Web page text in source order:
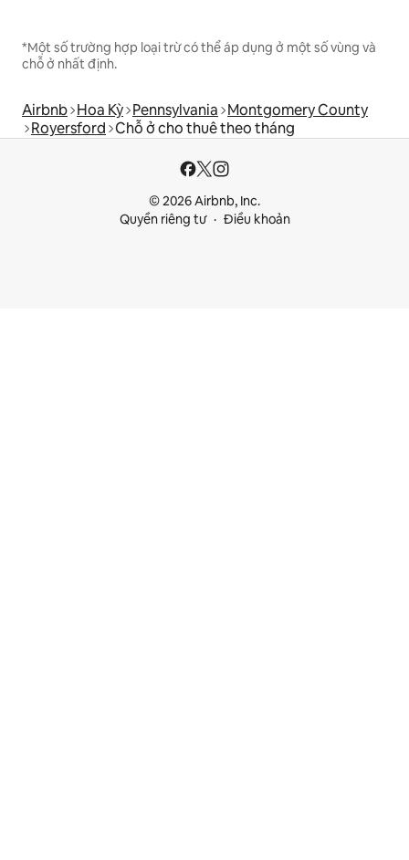
*Một số trường hợp loại trừ có thể áp dụng ở một số vùng và
chỗ ở nhất định.
Airbnb Hoa Kỳ Pennsylvania Montgomery County
Royersford Chỗ ở cho thuê theo tháng
© 2026 Airbnb, Inc.
Quyền riêng tư
Điều khoản